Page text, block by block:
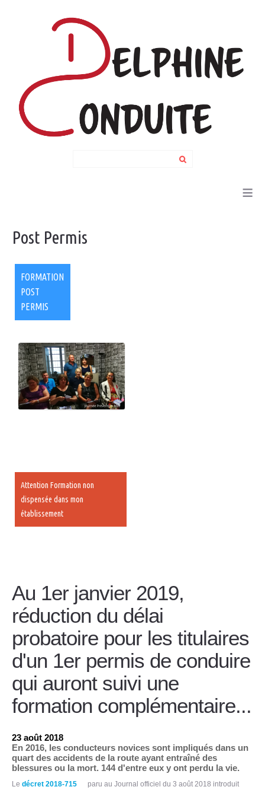
≡
Post Permis
FORMATION
POST
PERMIS
Attention Formation non
dispensée dans mon
établissement
Au 1er janvier 2019,
réduction du délai
probatoire pour les titulaires
d'un 1er permis de conduire
qui auront suivi une
formation complémentaire...
23 août 2018
En 2016, les conducteurs novices sont impliqués dans un
quart des accidents de la route ayant entraîné des
blessures ou la mort. 144 d'entre eux y ont perdu la vie.
Le décret 2018-715
paru au Journal officiel du 3 août 2018 introduit